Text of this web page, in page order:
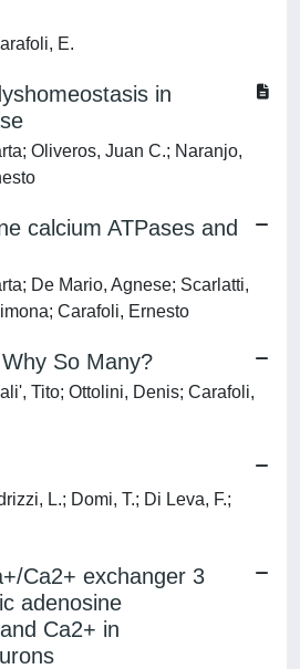
E.
in
Oliveros, Juan C.; Naranjo,
calcium ATPases and
De Mario, Agnese; Scarlatti,
Carafoli, Ernesto
So Many?
Tito; Ottolini, Denis; Carafoli,
L.; Domi, T.; Di Leva, F.;
Ca2+ exchanger 3
adenosine
Ca2+ in